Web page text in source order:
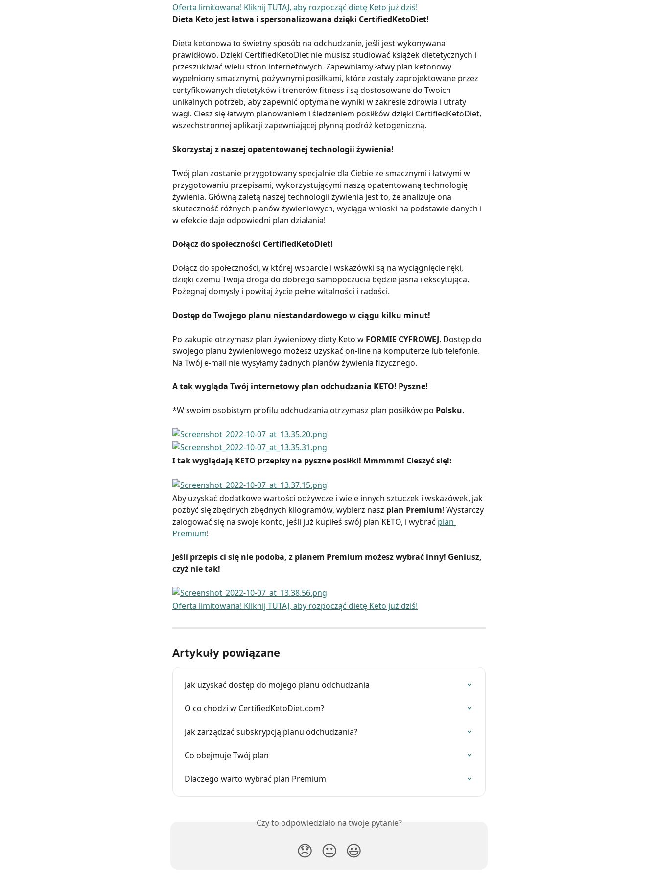
Oferta limitowana! Kliknij TUTAJ, aby rozpocząć dietę Keto już dziś!
Dieta Keto jest łatwa i spersonalizowana dzięki CertifiedKetoDiet!
Dieta ketonowa to świetny sposób na odchudzanie, jeśli jest wykonywana
prawidłowo. Dzięki CertifiedKetoDiet nie musisz studiować książek dietetycznych i
przeszukiwać wielu stron internetowych. Zapewniamy łatwy plan ketonowy
wypełniony smacznymi, pożywnymi posiłkami, które zostały zaprojektowane przez
certyfikowanych dietetyków i trenerów fitness i są dostosowane do Twoich
unikalnych potrzeb, aby zapewnić optymalne wyniki w zakresie zdrowia i utraty
wagi. Ciesz się łatwym planowaniem i śledzeniem posiłków dzięki CertifiedKetoDiet,
wszechstronnej aplikacji zapewniającej płynną podróż ketogeniczną.
Skorzystaj z naszej opatentowanej technologii żywienia!
Twój plan zostanie przygotowany specjalnie dla Ciebie ze smacznymi i łatwymi w
przygotowaniu przepisami, wykorzystującymi naszą opatentowaną technologię
żywienia. Główną zaletą naszej technologii żywienia jest to, że analizuje ona
skuteczność różnych planów żywieniowych, wyciąga wnioski na podstawie danych i
w efekcie daje odpowiedni plan działania!
Dołącz do społeczności CertifiedKetoDiet!
Dołącz do społeczności, w której wsparcie i wskazówki są na wyciągnięcie ręki,
dzięki czemu Twoja droga do dobrego samopoczucia będzie jasna i ekscytująca.
Pożegnaj domysły i powitaj życie pełne witalności i radości.
Dostęp do Twojego planu niestandardowego w ciągu kilku minut!
Po zakupie otrzymasz plan żywieniowy diety Keto w FORMIE CYFROWEJ. Dostęp do
swojego planu żywieniowego możesz uzyskać on-line na komputerze lub telefonie.
Na Twój e-mail nie wysyłamy żadnych planów żywienia fizycznego.
A tak wygląda Twój internetowy plan odchudzania KETO! Pyszne!
*W swoim osobistym profilu odchudzania otrzymasz plan posiłków po Polsku.
I tak wyglądają KETO przepisy na pyszne posiłki! Mmmmm! Cieszyć się!:
Aby uzyskać dodatkowe wartości odżywcze i wiele innych sztuczek i wskazówek, jak
pozbyć się zbędnych zbędnych kilogramów, wybierz nasz plan Premium! Wystarczy
zalogować się na swoje konto, jeśli już kupiłeś swój plan KETO, i wybrać plan
Premium!
Jeśli przepis ci się nie podoba, z planem Premium możesz wybrać inny! Geniusz,
czyż nie tak!
Oferta limitowana! Kliknij TUTAJ, aby rozpocząć dietę Keto już dziś!
Artykuły powiązane
Jak uzyskać dostęp do mojego planu odchudzania
O co chodzi w CertifiedKetoDiet.com?
Jak zarządzać subskrypcją planu odchudzania?
Co obejmuje Twój plan
Dlaczego warto wybrać plan Premium
Czy to odpowiedziało na twoje pytanie?
😞 😐 😃